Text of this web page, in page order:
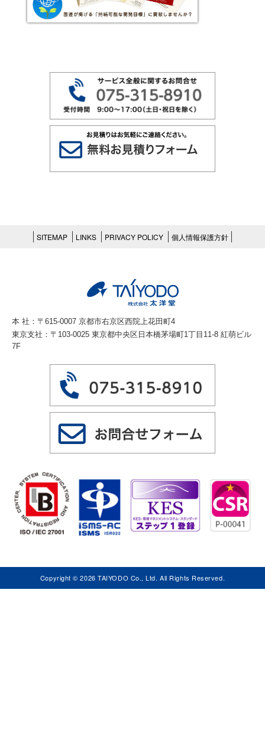
SITEMAP LINKS PRIVACY POLICY 個人情報保護方針
本 社：〒615-0007 京都市右京区西院上花田町4
東京支社：〒103-0025 東京都中央区日本橋茅場町1丁目11-8 紅萌ビル
7F
Copyright © 2026 TAIYODO Co., Ltd. All Rights Reserved.